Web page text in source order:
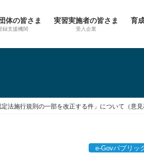
体の皆さま
録支援機関
実習実施者の皆さま
受入企業
育
法施行規則の一部を改正する件」について（意見
e-Govパブリッ